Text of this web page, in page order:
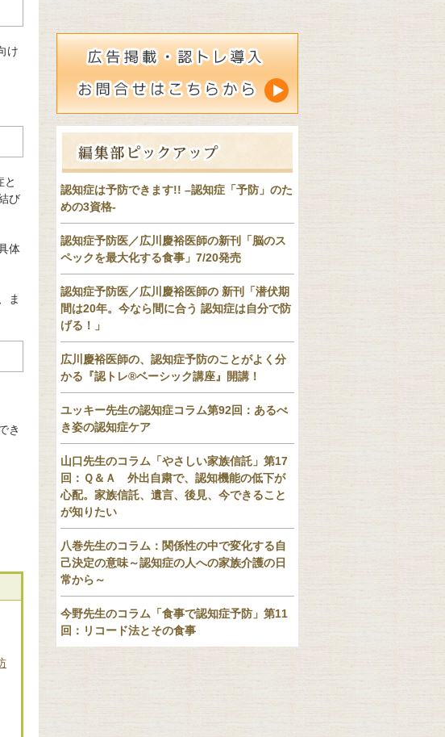
け
と
び
体
ま
き
認知症は予防できます!! –認知症「予防」のた
めの3資格-
認知症予防医／広川慶裕医師の新刊「脳のス
ペックを最大化する食事」7/20発売
認知症予防医／広川慶裕医師の 新刊「潜伏期
間は20年。今なら間に合う 認知症は自分で防
げる！」
広川慶裕医師の、認知症予防のことがよく分
かる『認トレ®️ベーシック講座』開講！
ユッキー先生の認知症コラム第92回：あるべ
き姿の認知症ケア
山口先生のコラム「やさしい家族信託」第17
回：Ｑ＆Ａ 外出自粛で、認知機能の低下が
心配。家族信託、遺言、後見、今できること
が知りたい
八巻先生のコラム：関係性の中で変化する自
己決定の意味～認知症の人への家族介護の日
常から～
今野先生のコラム「食事で認知症予防」第11
回：リコード法とその食事